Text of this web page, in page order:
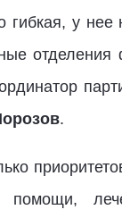
у нее
отделения
.